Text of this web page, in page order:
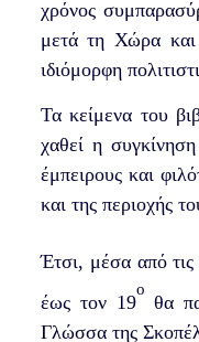
χρόνος
μετά τη Χώρα και
ιδιόμορφη
Τα κείμενα του
χαθεί η
έμπειρους και
και της περιοχής
Έτσι, μέσα από
έως τον 19
ο
θα
Γλώσσα της